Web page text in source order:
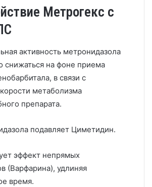
Метрогекс с
активность метронидазола
снижаться на фоне приема
в связи с
метаболизма
препарата.
подавляет Циметидин.
эффект непрямых
(Варфарина), удлиняя
время.